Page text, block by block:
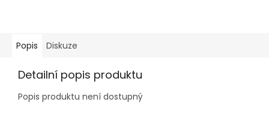
Popis Diskuze
Detailní popis produktu
Popis produktu není dostupný